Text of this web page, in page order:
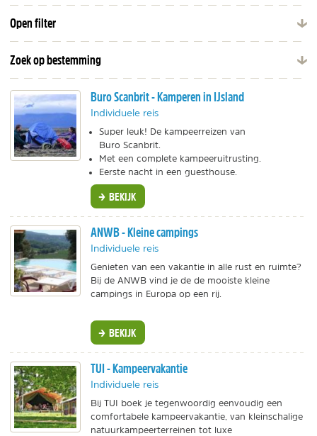
Open filter
Zoek op bestemming
Buro Scanbrit - Kamperen in IJsland
Individuele reis
Super leuk! De kampeerreizen van
Buro Scanbrit.
Met een complete kampeeruitrusting.
Eerste nacht in een guesthouse.
BEKIJK
ANWB - Kleine campings
Individuele reis
Genieten van een vakantie in alle rust en ruimte?
Bij de ANWB vind je de de mooiste kleine
campings in Europa op een rij.
BEKIJK
TUI - Kampeervakantie
Individuele reis
Bij TUI boek je tegenwoordig eenvoudig een
comfortabele kampeervakantie, van kleinschalige
natuurkampeerterreinen tot luxe